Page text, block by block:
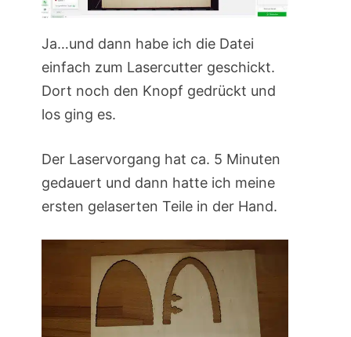
Ja…und dann habe ich die Datei
einfach zum Lasercutter geschickt.
Dort noch den Knopf gedrückt und
los ging es.
Der Laservorgang hat ca. 5 Minuten
gedauert und dann hatte ich meine
ersten gelaserten Teile in der Hand.